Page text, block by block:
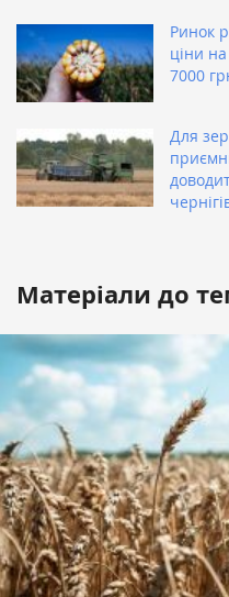
Ринок
ціни
7000
Для
Матеріали до